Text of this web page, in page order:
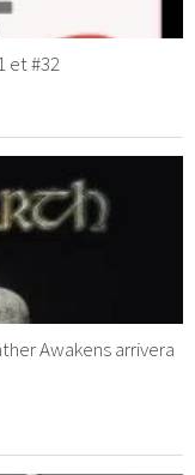
et #32
Awakens arrivera